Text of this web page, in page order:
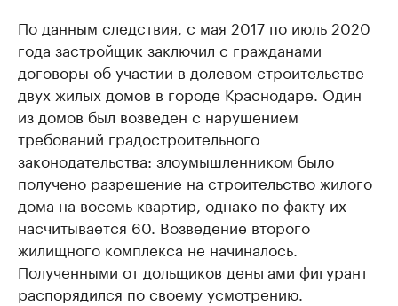
По данным следствия, с мая 2017 по июль 2020
года застройщик заключил с гражданами
договоры об участии в долевом строительстве
двух жилых домов в городе Краснодаре. Один
из домов был возведен с нарушением
требований градостроительного
законодательства: злоумышленником было
получено разрешение на строительство жилого
дома на восемь квартир, однако по факту их
насчитывается 60. Возведение второго
жилищного комплекса не начиналось.
Полученными от дольщиков деньгами фигурант
распорядился по своему усмотрению.